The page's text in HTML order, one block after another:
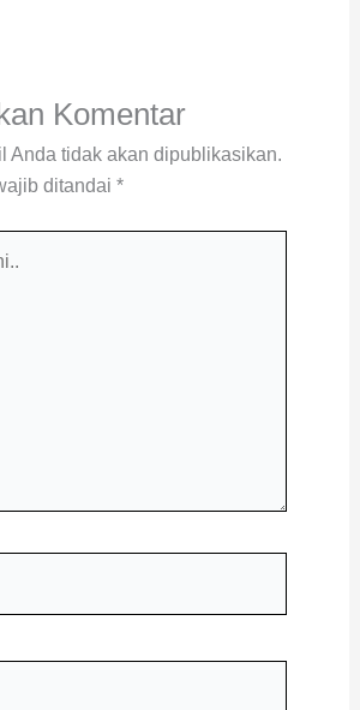
Komentar
Anda tidak akan dipublikasikan.
ditandai *